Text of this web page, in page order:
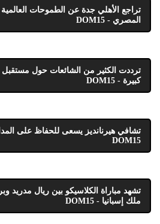
تراجع الأهلي جدة عن الطموحات العالمية
المصري - DOM15
ترددت الكثير من الشائعات حول مستقبل
كبيرة - DOM15
تشافي هيرنانديز يسعى للحفاظ على
DOM15
تشهد مباراة الكلاسيكو بين ريال مدريد
ملك إسبانيا - DOM15